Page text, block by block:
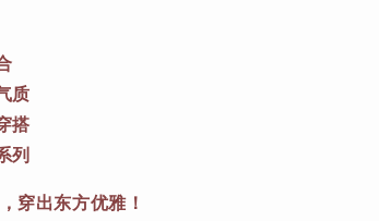
质
搭
列
穿出东方优雅！